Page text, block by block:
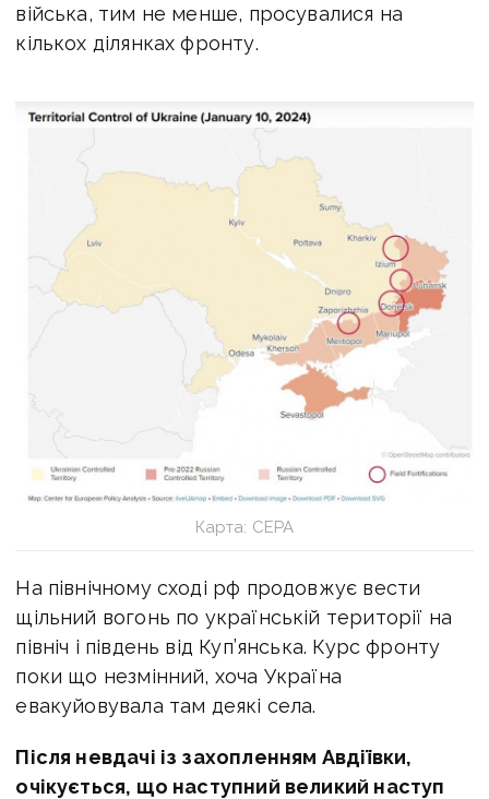
війська, тим не менше, просувалися на
кількох ділянках фронту.
Карта: СЕРА
На північному сході рф продовжує вести
щільний вогонь по українській території на
північ і південь від Куп’янська. Курс фронту
поки що незмінний, хоча Україна
евакуйовувала там деякі села.
Після невдачі із захопленням Авдіївки,
очікується, що наступний великий наступ